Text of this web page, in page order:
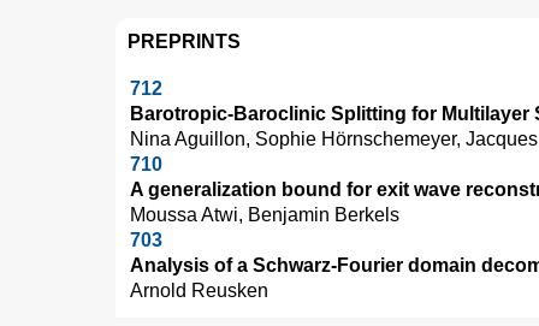
PREPRINTS
712
Barotropic-Baroclinic Splitting for Multilayer
Nina Aguillon, Sophie Hörnschemeyer,
710
A generalization bound for exit wave
Moussa Atwi, Benjamin Berkels
703
Analysis of a Schwarz-Fourier domain
Arnold Reusken